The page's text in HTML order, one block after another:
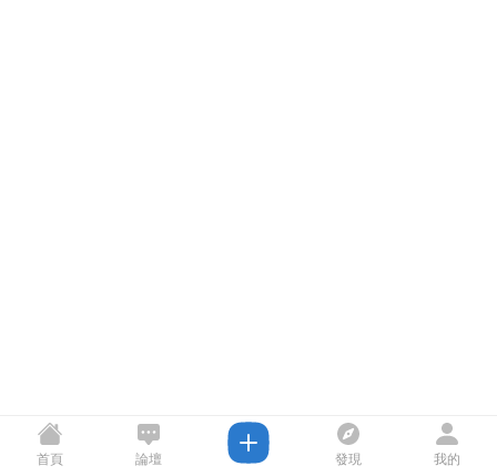
首頁 論壇 發現 我的